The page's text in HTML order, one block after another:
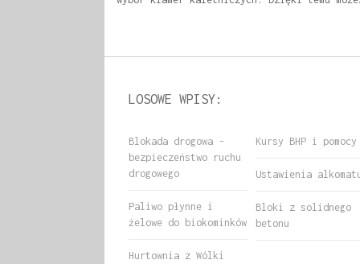
LOSOWE WPISY:
Kursy BHP i pomocy
Blokada drogowa -
bezpieczeństwo ruchu
drogowego
Ustawienia
Paliwo płynne i
żelowe do biokominków
Bloki z solidnego
betonu
Hurtownia z Wólki